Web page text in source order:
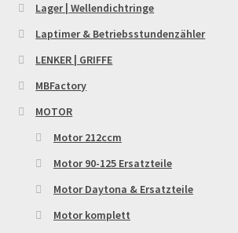
Lager | Wellendichtringe
Laptimer & Betriebsstundenzähler
LENKER | GRIFFE
MBFactory
MOTOR
Motor 212ccm
Motor 90-125 Ersatzteile
Motor Daytona & Ersatzteile
Motor komplett